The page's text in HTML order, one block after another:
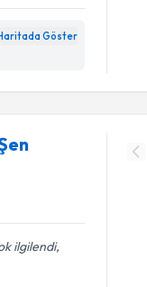
Göster
ilgilendi,